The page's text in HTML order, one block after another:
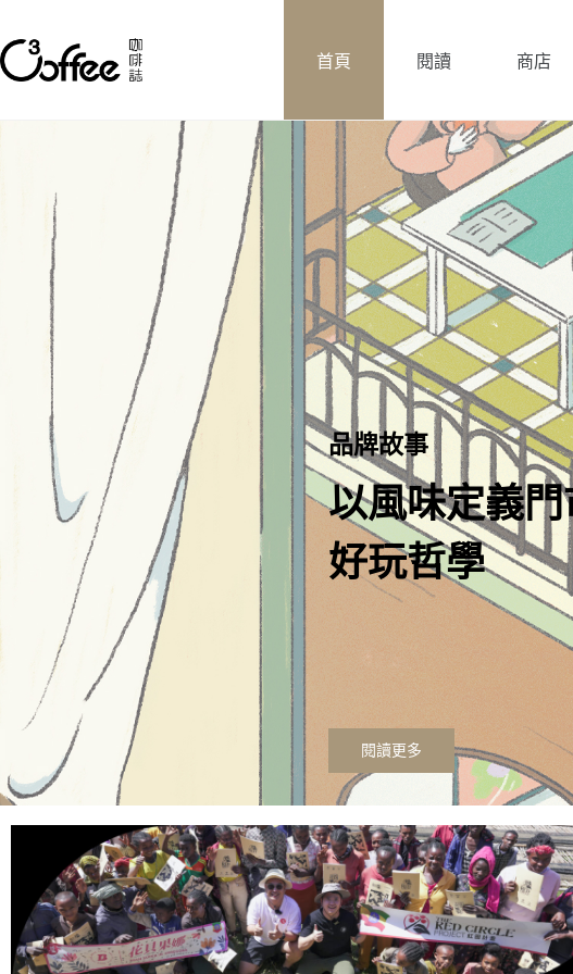
首頁 閱讀 商店
產地
與我一起走進
Discovering
Coffee Farm
閱讀更多